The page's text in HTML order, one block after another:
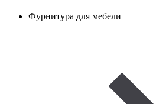
Фурнитура для мебели